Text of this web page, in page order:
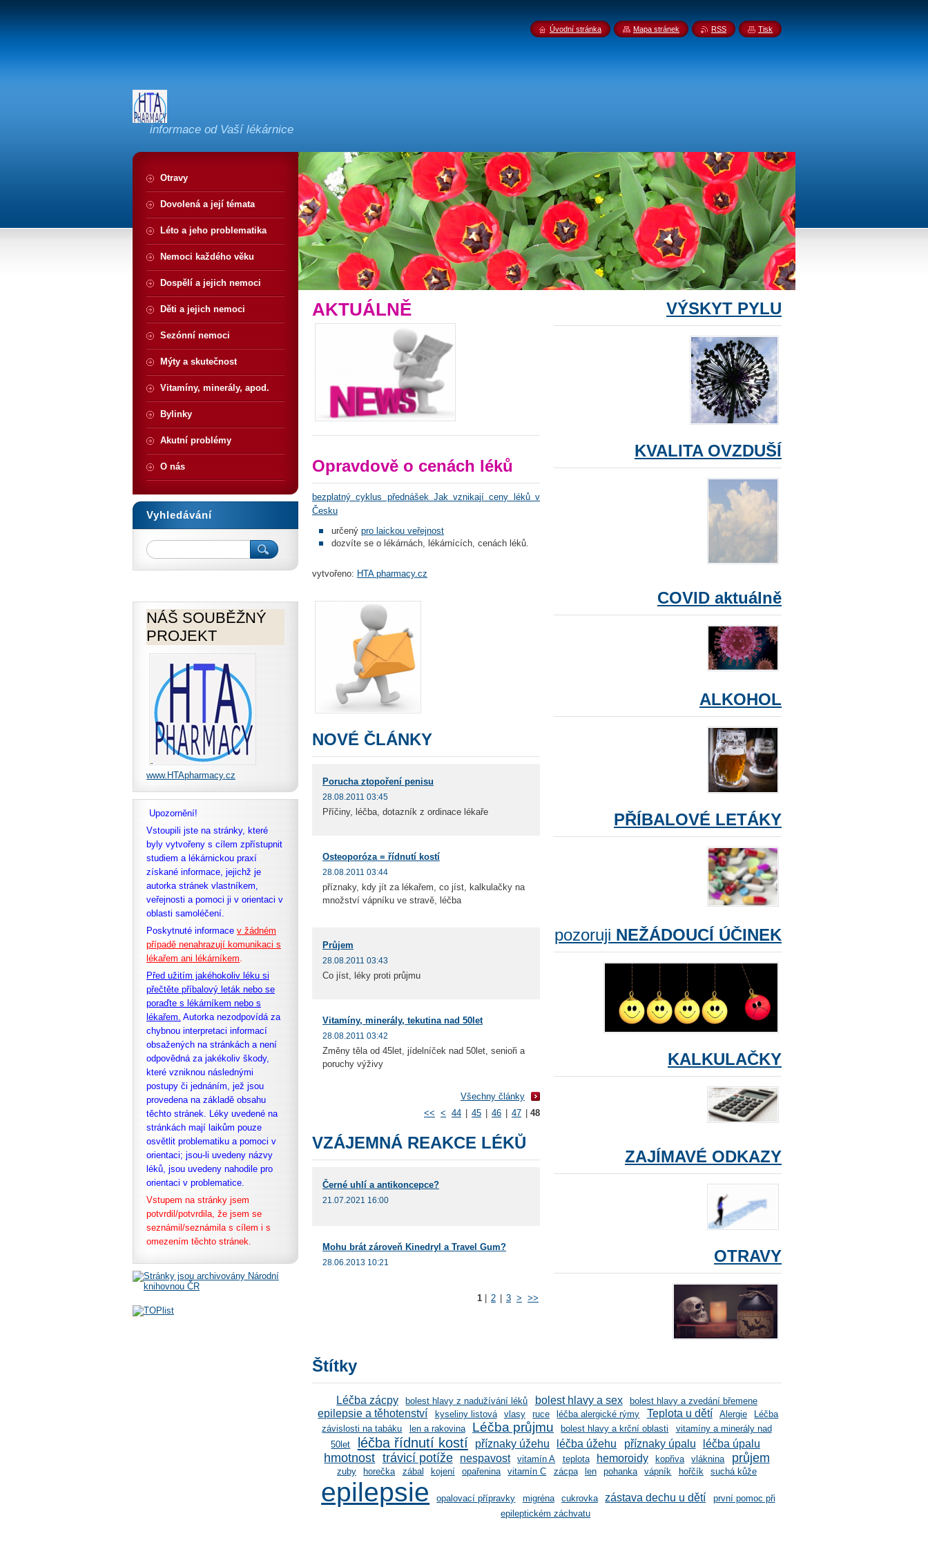
informace od Vaší lékárnice
AKTUÁLNĚ
Opravdově o cenách léků
bezplatný cyklus přednášek Jak vznikají ceny léků v
Česku
určený pro laickou veřejnost
dozvíte se o lékárnách, lékárnících, cenách léků.
vytvořeno: HTA pharmacy.cz
NOVÉ ČLÁNKY
Porucha ztopoření penisu
28.08.2011 03:45
Příčiny, léčba, dotazník z ordinace lékaře
Osteoporóza = řídnutí kostí
28.08.2011 03:44
příznaky, kdy jít za lékařem, co jíst, kalkulačky na
množství vápníku ve stravě, léčba
Průjem
28.08.2011 03:43
Co jíst, léky proti průjmu
Vitamíny, minerály, tekutina nad 50let
28.08.2011 03:42
Změny těla od 45let, jídelníček nad 50let, senioři a
poruchy výživy
Všechny články
<< < 44 45 46 47 48
VZÁJEMNÁ REAKCE LÉKŮ
Černé uhlí a antikoncepce?
21.07.2021 16:00
Mohu brát zároveň Kinedryl a Travel Gum?
28.06.2013 10:21
1 2 3 > >>
VÝSKYT PYLU
KVALITA OVZDUŠÍ
COVID aktuálně
ALKOHOL
PŘÍBALOVÉ LETÁKY
pozoruji NEŽÁDOUCÍ ÚČINEK
KALKULAČKY
ZAJÍMAVÉ ODKAZY
OTRAVY
Štítky
Léčba zácpy bolest hlavy z nadužívání léků bolest hlavy a sex bolest hlavy a zvedání břemene
epilepsie a těhotenství kyseliny listová vlasy ruce léčba alergické rýmy Teplota u dětí Alergie
Léčba
závislosti na tabáku
len a rakovina Léčba průjmu bolest hlavy a krční oblasti
vitamíny a minerály nad
50let
léčba řídnutí kostí příznaky úžehu léčba úžehu příznaky úpalu léčba úpalu
hmotnost trávicí potíže nespavost vitamín A teplota hemoroidy kopřiva vláknina průjem
zuby horečka zábal kojení opařenina vitamín C zácpa len pohanka vápník hořčík suchá kůže
epilepsie opalovací přípravky migréna cukrovka zástava dechu u dětí
první pomoc při
epileptickém záchvatu
Otravy
Dovolená a její témata
Léto a jeho problematika
Nemoci každého věku
Dospělí a jejich nemoci
Děti a jejich nemoci
Sezónní nemoci
Mýty a skutečnost
Vitamíny, minerály, apod.
Bylinky
Akutní problémy
O nás
Vyhledávání
NÁŠ SOUBĚŽNÝ
PROJEKT
www.HTApharmacy.cz
Upozornění!
Vstoupili jste na stránky, které
byly vytvořeny s cílem zpřístupnit
studiem a lékárnickou praxí
získané informace, jejichž je
autorka stránek vlastníkem,
veřejnosti a pomoci ji v orientaci v
oblasti samoléčení.
Poskytnuté informace v žádném
případě nenahrazují komunikaci s
lékařem ani lékárníkem.
Před užitím jakéhokoliv léku si
přečtěte příbalový leták nebo se
poraďte s lékárníkem nebo s
lékařem. Autorka nezodpovídá za
chybnou interpretaci informací
obsažených na stránkách a není
odpovědná za jakékoliv škody,
které vzniknou následnými
postupy či jednáním, jež jsou
provedena na základě obsahu
těchto stránek. Léky uvedené na
stránkách mají laikům pouze
osvětlit problematiku a pomoci v
orientaci; jsou-li uvedeny názvy
léků, jsou uvedeny nahodile pro
orientaci v problematice.
Vstupem na stránky jsem
potvrdil/potvrdila, že jsem se
seznámil/seznámila s cílem i s
omezením těchto stránek.
Úvodní stránka Mapa stránek RSS Tisk